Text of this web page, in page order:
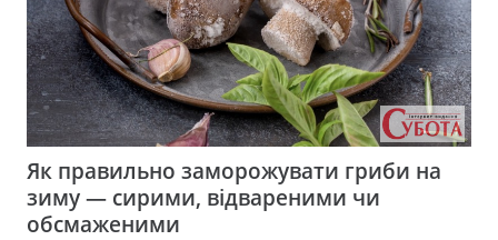
Як правильно заморожувати гриби на
зиму — сирими, відвареними чи
обсмаженими